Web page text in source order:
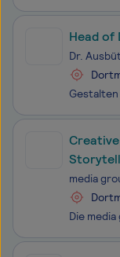
Head
Dr.
media